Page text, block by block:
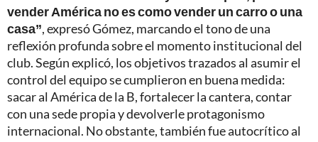
vender América no es como vender un carro o una
casa”, expresó Gómez, marcando el tono de una
reflexión profunda sobre el momento institucional del
club. Según explicó, los objetivos trazados al asumir el
control del equipo se cumplieron en buena medida:
sacar al América de la B, fortalecer la cantera, contar
con una sede propia y devolverle protagonismo
internacional. No obstante, también fue autocrítico al